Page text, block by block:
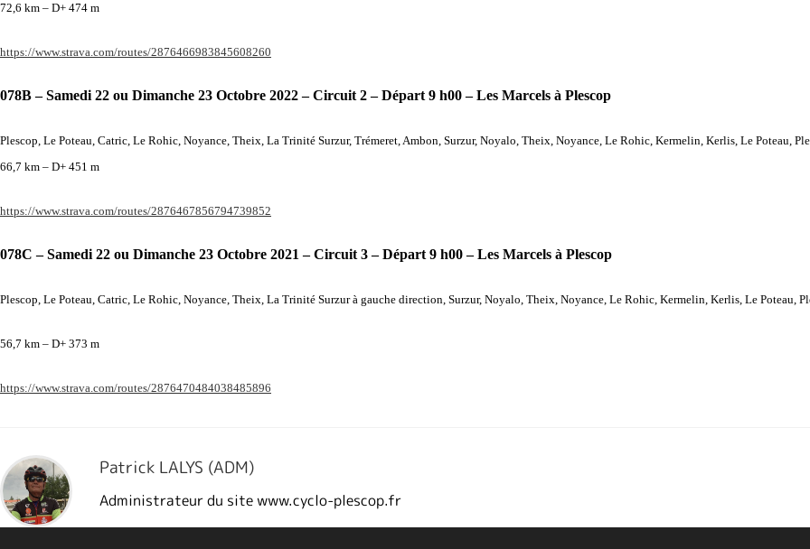
72,6 km – D+ 474 m
https://www.strava.com/routes/2876466983845608260
078B – Samedi 22 ou Dimanche 23 Octobre 2022 – Circuit 2 – Départ 9 h00 – Les Marcels à Plescop
Plescop, Le Poteau, Catric, Le Rohic, Noyance, Theix, La Trinité Surzur, Trémeret, Ambon, Surzur, Noyalo, Theix, Noyance, Le Rohic, Kermelin, Kerlis, Le Poteau,
66,7 km – D+ 451 m
https://www.strava.com/routes/2876467856794739852
078C – Samedi 22 ou Dimanche 23 Octobre 2021 – Circuit 3 – Départ 9 h00 – Les Marcels à Plescop
Plescop, Le Poteau, Catric, Le Rohic, Noyance, Theix, La Trinité Surzur à gauche direction, Surzur, Noyalo, Theix, Noyance, Le Rohic, Kermelin, Kerlis, Le Poteau,
56,7 km – D+ 373 m
https://www.strava.com/routes/2876470484038485896
Patrick LALYS (ADM)
Administrateur du site www.cyclo-plescop.fr